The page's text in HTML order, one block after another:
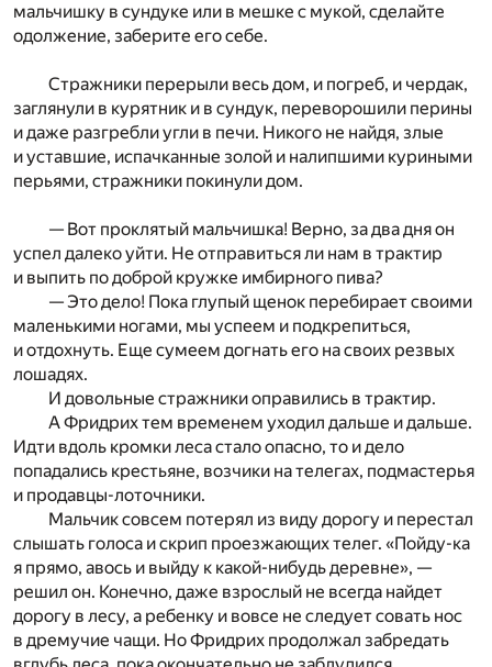
мальчишку в сундуке или в мешке с мукой, сделайте
одолжение, заберите его себе.
Стражники перерыли весь дом, и погреб, и чердак,
заглянули в курятник и в сундук, переворошили перины
и даже разгребли угли в печи. Никого не найдя, злые
и уставшие, испачканные золой и налипшими куриными
перьями, стражники покинули дом.
— Вот проклятый мальчишка! Верно, за два дня он
успел далеко уйти. Не отправиться ли нам в трактир
и выпить по доброй кружке имбирного пива?
— Это дело! Пока глупый щенок перебирает своими
маленькими ногами, мы успеем и подкрепиться,
и отдохнуть. Еще сумеем догнать его на своих резвых
лошадях.
И довольные стражники оправились в трактир.
А Фридрих тем временем уходил дальше и дальше.
Идти вдоль кромки леса стало опасно, то и дело
попадались крестьяне, возчики на телегах, подмастерья
и продавцы-лоточники.
Мальчик совсем потерял из виду дорогу и перестал
слышать голоса и скрип проезжающих телег. «Пойду-ка
я прямо, авось и выйду к какой-нибудь деревне», —
решил он. Конечно, даже взрослый не всегда найдет
дорогу в лесу, а ребенку и вовсе не следует совать нос
в дремучие чащи. Но Фридрих продолжал забредать